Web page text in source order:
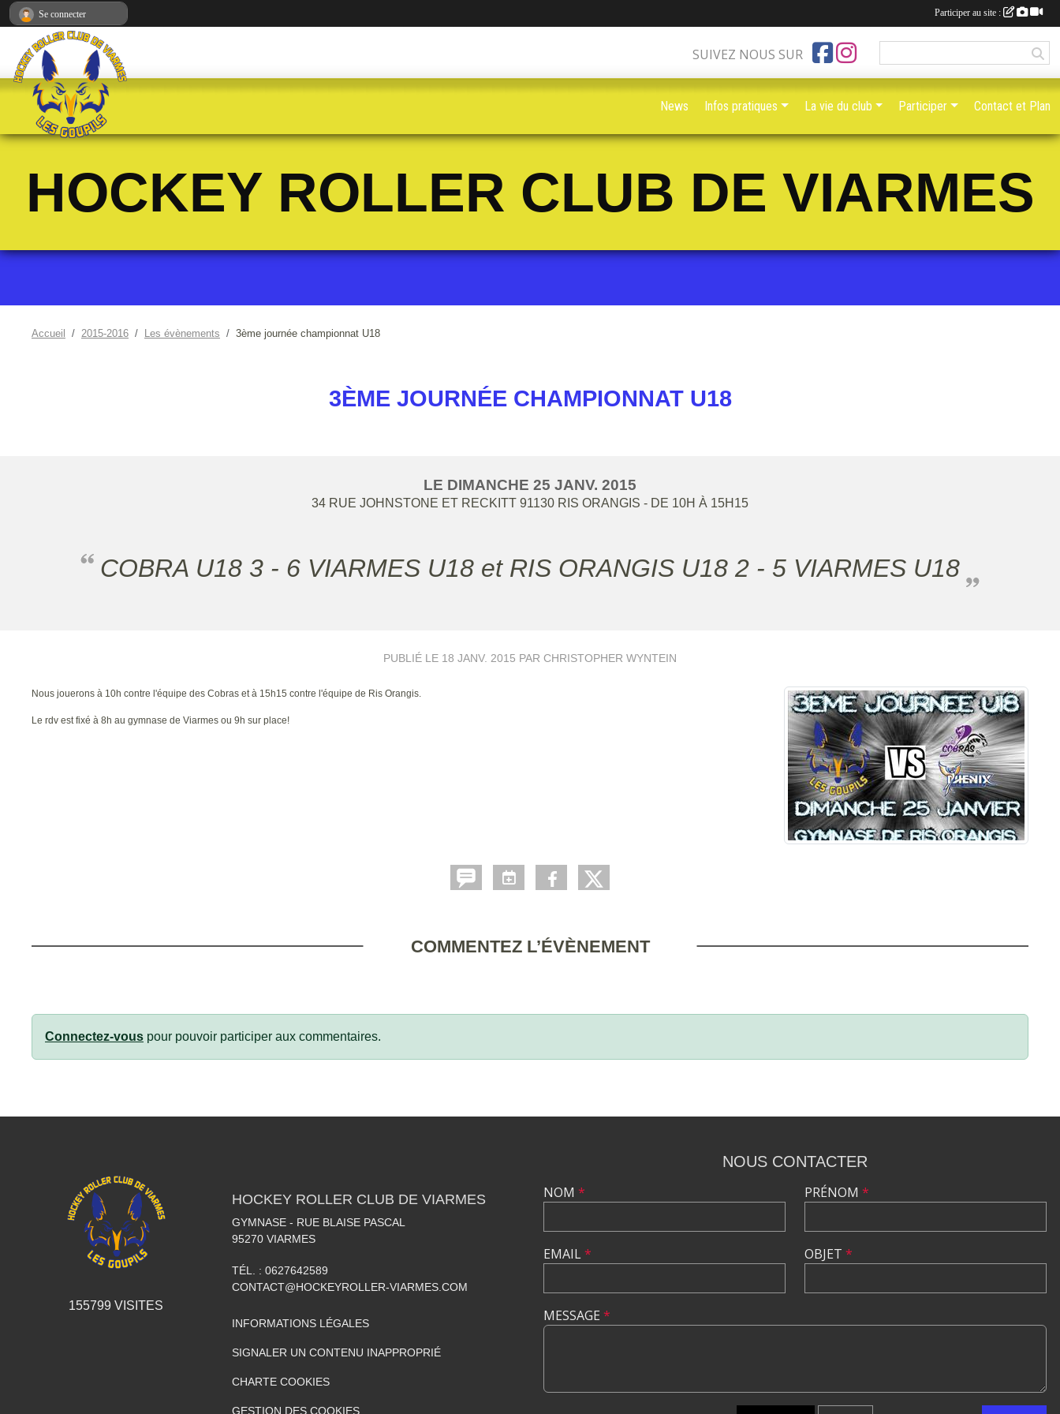
HOCKEY ROLLER CLUB DE VIARMES
Accueil 2015-2016 Les évènements 3ème journée championnat U18
3ÈME JOURNÉE CHAMPIONNAT U18
LE DIMANCHE 25 JANV. 2015
34 RUE JOHNSTONE ET RECKITT 91130 RIS ORANGIS - DE 10H À 15H15
COBRA U18 3 - 6 VIARMES U18 et RIS ORANGIS U18 2 - 5 VIARMES U18
PUBLIÉ LE 18 JANV. 2015 PAR CHRISTOPHER WYNTEIN
Nous jouerons à 10h contre l'équipe des Cobras et à 15h15 contre l'équipe de Ris Orangis.
Le rdv est fixé à 8h au gymnase de Viarmes ou 9h sur place!
COMMENTEZ L’ÉVÈNEMENT
Connectez-vous pour pouvoir participer aux commentaires.
SUIVEZ NOUS SUR
News Infos pratiques La vie du club Participer Contact et Plan
155799 VISITES
HOCKEY ROLLER CLUB DE VIARMES
GYMNASE - RUE BLAISE PASCAL
95270 VIARMES
TÉL. : 0627642589
CONTACT@HOCKEYROLLER-VIARMES.COM
INFORMATIONS LÉGALES
SIGNALER UN CONTENU INAPPROPRIÉ
CHARTE COOKIES
GESTION DES COOKIES
NOUS CONTACTER
NOM *
EMAIL*
PRÉNOM *
OBJET *
MESSAGE *
Se connecter Participer au site :
Panneau de gestion des cookies